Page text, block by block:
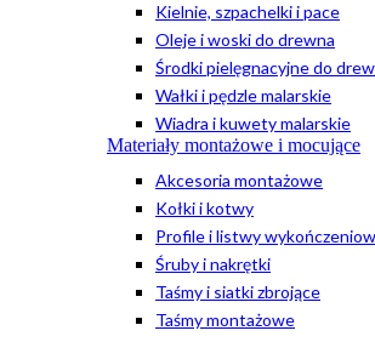
Kielnie, szpachelki i pace
Oleje i woski do drewna
Środki pielęgnacyjne do
Wałki i pędzle malarskie
Wiadra i kuwety malarskie
Materiały montażowe i mocujące
Akcesoria montażowe
Kołki i kotwy
Profile i listwy
Śruby i nakrętki
Taśmy i siatki zbrojące
Taśmy montażowe